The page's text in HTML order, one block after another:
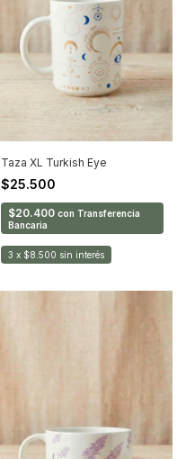
Taza XL Turkish Eye
$25.500
$20.400 con Transferencia
Bancaria
3 x $8.500 sin interés